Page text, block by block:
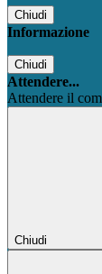
Chiudi
Informazione
Chiudi
Attendere...
Attendere il
Chiudi